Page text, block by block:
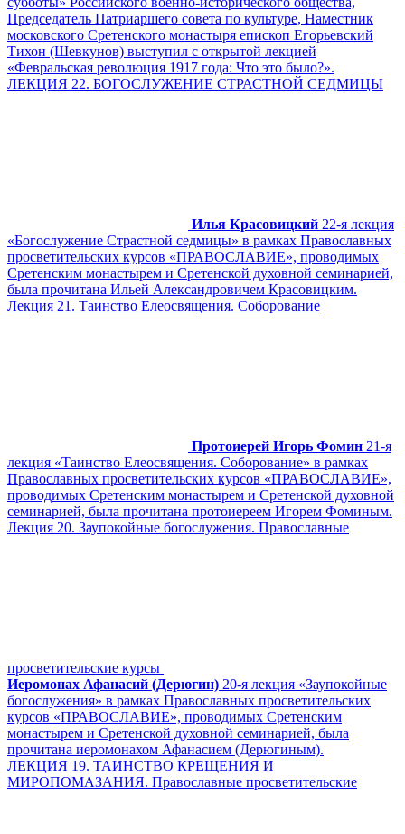
Председатель Патриаршего совета по культуре, Наместник
московского Сретенского монастыря епископ Егорьевский
Тихон (Шевкунов) выступил с открытой лекцией
«Февральская революция 1917 года: Что это было?».
ЛЕКЦИЯ 22. БОГОСЛУЖЕНИЕ СТРАСТНОЙ СЕДМИЦЫ
Илья Красовицкий 22-я лекция
«Богослужение Страстной седмицы» в рамках Православных
просветительских курсов «ПРАВОСЛАВИЕ», проводимых
Сретенским монастырем и Сретенской духовной семинарией,
была прочитана Ильей Александровичем Красовицким.
Лекция 21. Таинство Елеосвящения. Соборование
Протоиерей Игорь Фомин 21-я
лекция «Таинство Елеосвящения. Соборование» в рамках
Православных просветительских курсов «ПРАВОСЛАВИЕ»,
проводимых Сретенским монастырем и Сретенской духовной
семинарией, была прочитана протоиереем Игорем Фоминым.
Лекция 20. Заупокойные богослужения. Православные
просветительские курсы
Иеромонах Афанасий (Дерюгин) 20-я лекция «Заупокойные
богослужения» в рамках Православных просветительских
курсов «ПРАВОСЛАВИЕ», проводимых Сретенским
монастырем и Сретенской духовной семинарией, была
прочитана иеромонахом Афанасием (Дерюгиным).
ЛЕКЦИЯ 19. ТАИНСТВО КРЕЩЕНИЯ И
МИРОПОМАЗАНИЯ. Православные просветительские